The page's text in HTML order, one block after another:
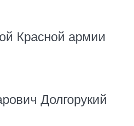
Красной армии
Долгорукий